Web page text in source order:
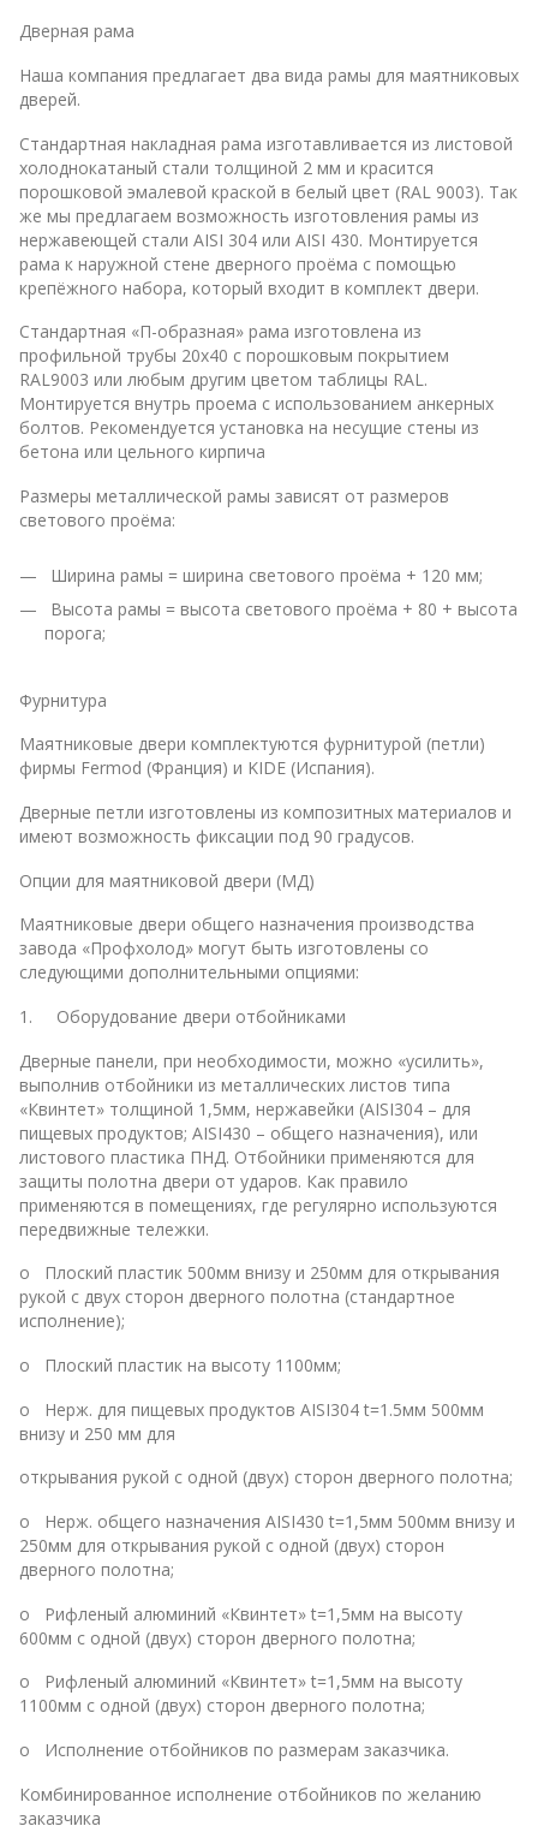
Дверная рама
Наша компания предлагает два вида рамы для маятниковых
дверей.
Стандартная накладная рама изготавливается из листовой
холоднокатаный стали толщиной 2 мм и красится
порошковой эмалевой краской в белый цвет (RAL 9003). Так
же мы предлагаем возможность изготовления рамы из
нержавеющей стали AISI 304 или AISI 430. Монтируется
рама к наружной стене дверного проёма с помощью
крепёжного набора, который входит в комплект двери.
Стандартная «П-образная» рама изготовлена из
профильной трубы 20х40 с порошковым покрытием
RAL9003 или любым другим цветом таблицы RAL.
Монтируется внутрь проема с использованием анкерных
болтов. Рекомендуется установка на несущие стены из
бетона или цельного кирпича
Размеры металлической рамы зависят от размеров
светового проёма:
Ширина рамы = ширина светового проёма + 120 мм;
Высота рамы = высота светового проёма + 80 + высота
порога;
Фурнитура
Маятниковые двери комплектуются фурнитурой (петли)
фирмы Fermod (Франция) и KIDE (Испания).
Дверные петли изготовлены из композитных материалов и
имеют возможность фиксации под 90 градусов.
Опции для маятниковой двери (МД)
Маятниковые двери общего назначения производства
завода «Профхолод» могут быть изготовлены со
следующими дополнительными опциями:
1. Оборудование двери отбойниками
Дверные панели, при необходимости, можно «усилить»,
выполнив отбойники из металлических листов типа
«Квинтет» толщиной 1,5мм, нержавейки (AISI304 – для
пищевых продуктов; AISI430 – общего назначения), или
листового пластика ПНД. Отбойники применяются для
защиты полотна двери от ударов. Как правило
применяются в помещениях, где регулярно используются
передвижные тележки.
o Плоский пластик 500мм внизу и 250мм для открывания
рукой с двух сторон дверного полотна (стандартное
исполнение);
o Плоский пластик на высоту 1100мм;
o Нерж. для пищевых продуктов AISI304 t=1.5мм 500мм
внизу и 250 мм для
открывания рукой с одной (двух) сторон дверного полотна;
o Нерж. общего назначения AISI430 t=1,5мм 500мм внизу и
250мм для открывания рукой с одной (двух) сторон
дверного полотна;
o Рифленый алюминий «Квинтет» t=1,5мм на высоту
600мм с одной (двух) сторон дверного полотна;
o Рифленый алюминий «Квинтет» t=1,5мм на высоту
1100мм с одной (двух) сторон дверного полотна;
o Исполнение отбойников по размерам заказчика.
Комбинированное исполнение отбойников по желанию
заказчика